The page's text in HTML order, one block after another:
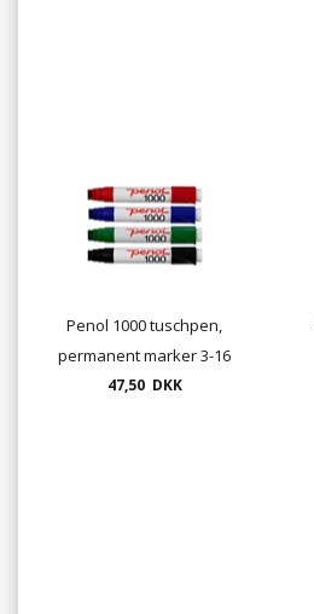
Penol 1000 tuschpen,
permanent marker 3-16
mm, skrå spids
47,50 DKK